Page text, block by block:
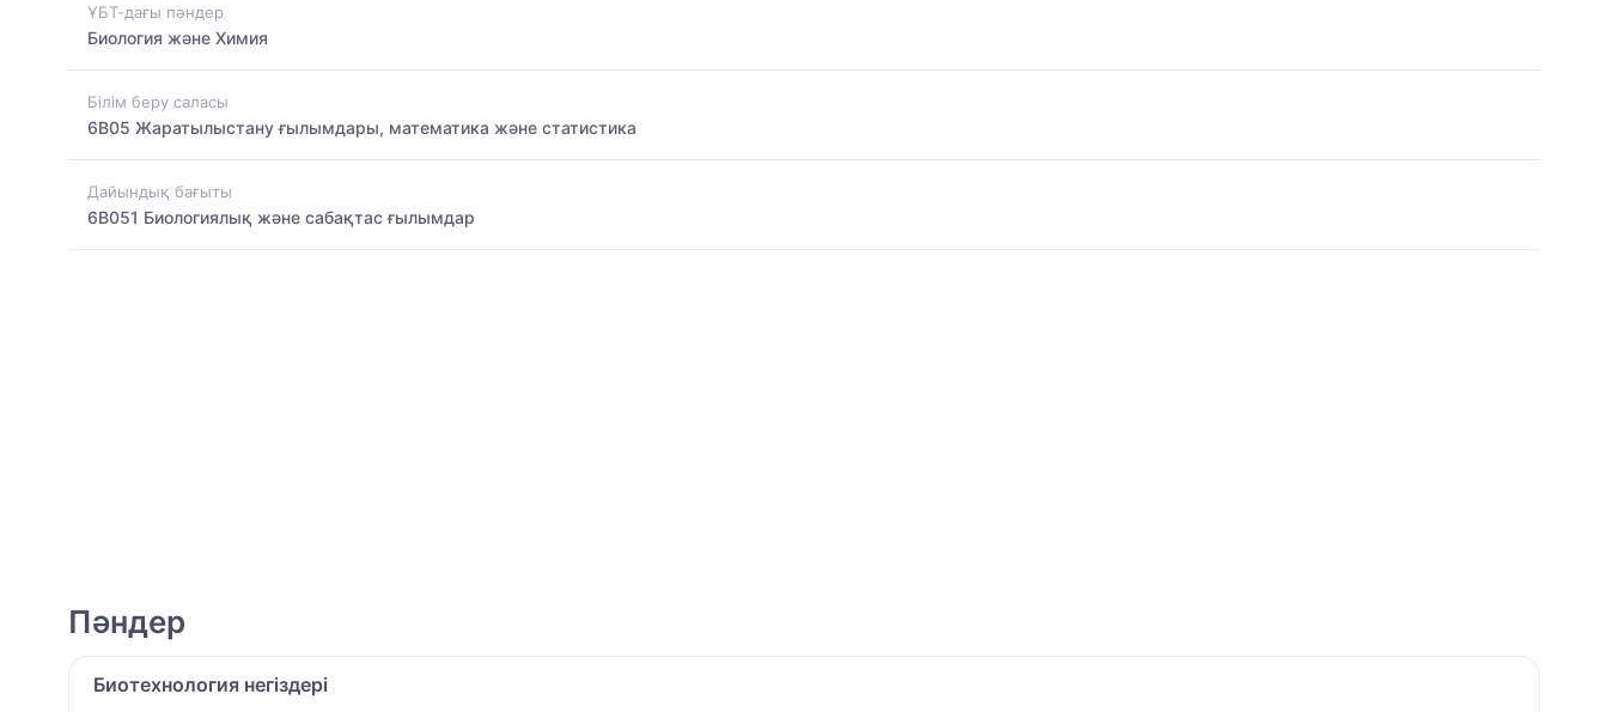
ҰБТ-дағы пәндер
Биология және Химия
Білім беру саласы
6B05 Жаратылыстану ғылымдары, математика және статистика
Дайындық бағыты
6B051 Биологиялық және сабақтас ғылымдар
Пәндер
Биотехнология негіздері